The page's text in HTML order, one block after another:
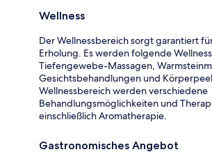
Wellness
Der Wellnessbereich sorgt garantiert
Erholung. Es werden folgende
Tiefengewebe-Massagen,
Gesichtsbehandlungen und
Wellnessbereich werden verschiedene
Behandlungsmöglichkeiten und
einschließlich Aromatherapie.
Gastronomisches Angebot